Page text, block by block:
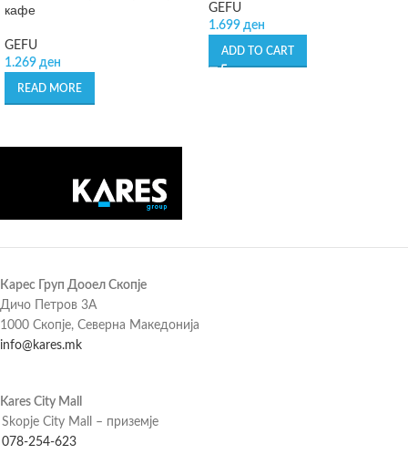
кафе
GEFU
1.269 ден
READ MORE
GEFU
1.699 ден
ADD TO CART
Карес Груп Дооел Скопје
Дичо Петров 3А
1000 Скопје, Северна Македонија
info@kares.mk
Kares City Mall
Skopje City Mall – приземје
078-254-623